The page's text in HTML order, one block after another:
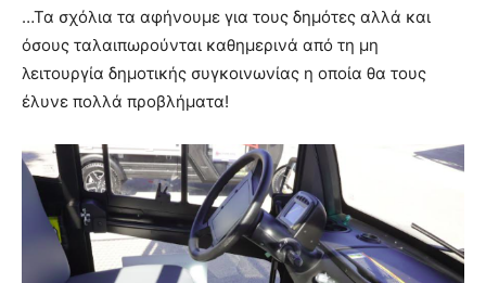
…Τα σχόλια τα αφήνουμε για τους δημότες αλλά και
όσους ταλαιπωρούνται καθημερινά από τη μη
λειτουργία δημοτικής συγκοινωνίας η οποία θα τους
έλυνε πολλά προβλήματα!